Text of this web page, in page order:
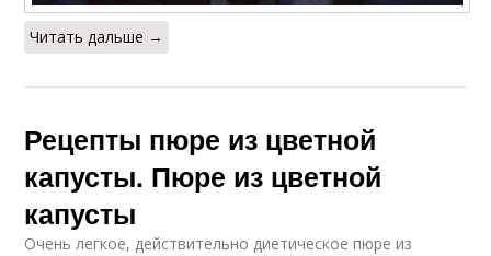
Читать дальше →
Рецепты пюре из цветной
капусты. Пюре из цветной
капусты
Очень легкое, действительно диетическое пюре из